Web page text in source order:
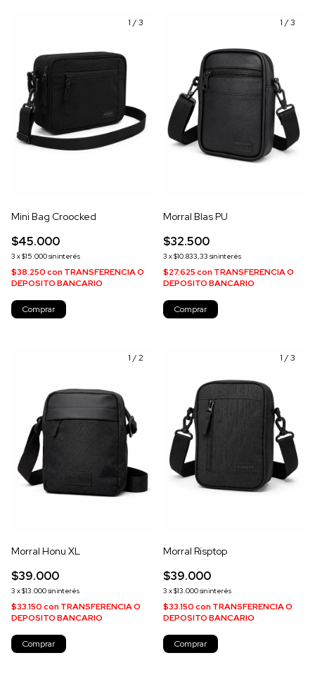
1 /3
Mini Bag Croocked
$45.000
3 x$15.000sin interés
$38.250conTRANSFERENCIA O
DEPOSITO BANCARIO
Comprar
1 /3
Morral Blas PU
$32.500
3 x$10.833,33 sin interés
$27.625conTRANSFERENCIA O
DEPOSITO BANCARIO
Comprar
1 /2
Morral Honu XL
$39.000
3 x$13.000sin interés
$33.150conTRANSFERENCIA O
DEPOSITO BANCARIO
Comprar
1 /3
Morral Risptop
$39.000
3 x$13.000sin interés
$33.150conTRANSFERENCIA O
DEPOSITO BANCARIO
Comprar